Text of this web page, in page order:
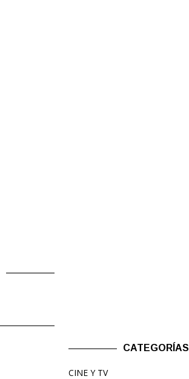
CATEGORÍAS
CINE Y TV